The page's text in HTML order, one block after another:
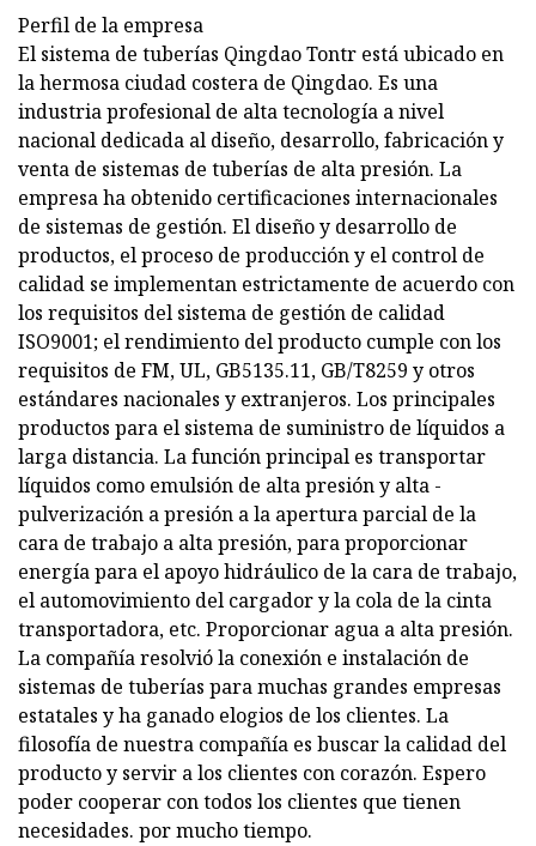
Perfil de la empresa
El sistema de tuberías Qingdao Tontr está ubicado en
la hermosa ciudad costera de Qingdao. Es una
industria profesional de alta tecnología a nivel
nacional dedicada al diseño, desarrollo, fabricación y
venta de sistemas de tuberías de alta presión. La
empresa ha obtenido certificaciones internacionales
de sistemas de gestión. El diseño y desarrollo de
productos, el proceso de producción y el control de
calidad se implementan estrictamente de acuerdo con
los requisitos del sistema de gestión de calidad
ISO9001; el rendimiento del producto cumple con los
requisitos de FM, UL, GB5135.11, GB/T8259 y otros
estándares nacionales y extranjeros. Los principales
productos para el sistema de suministro de líquidos a
larga distancia. La función principal es transportar
líquidos como emulsión de alta presión y alta -
pulverización a presión a la apertura parcial de la
cara de trabajo a alta presión, para proporcionar
energía para el apoyo hidráulico de la cara de trabajo,
el automovimiento del cargador y la cola de la cinta
transportadora, etc. Proporcionar agua a alta presión.
La compañía resolvió la conexión e instalación de
sistemas de tuberías para muchas grandes empresas
estatales y ha ganado elogios de los clientes. La
filosofía de nuestra compañía es buscar la calidad del
producto y servir a los clientes con corazón. Espero
poder cooperar con todos los clientes que tienen
necesidades. por mucho tiempo.